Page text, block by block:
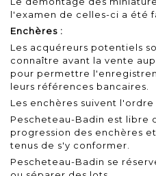
l'examen de celles-ci a été
Enchères :
Les acquéreurs potentiels
connaître avant la vente
pour permettre
leurs références bancaires.
Les enchères suivent l'ordre
Pescheteau-Badin est libre
progression des enchères
tenus de s'y conformer.
Pescheteau-Badin se